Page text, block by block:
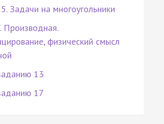
Задачи на многоугольники
Производная.
физический смысл
13
17